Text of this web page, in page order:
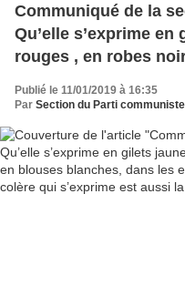
Communiqué de la
Qu’elle s’exprime
rouges , en robes
colère qui s’exprime
Publié le 11/01/2019 à 16:35
Par Section du Parti